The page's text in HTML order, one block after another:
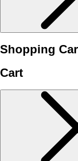
Shopping
Cart